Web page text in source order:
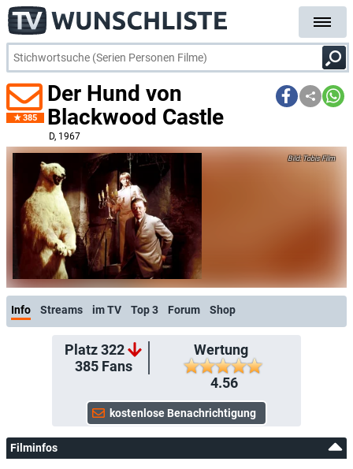
385
Der Hund von
Blackwood Castle
D, 1967
Tobis Film
Info Streams im TV Top 3 Forum Shop
Platz 322
385Fans
Wertung
4.56
Filminfos